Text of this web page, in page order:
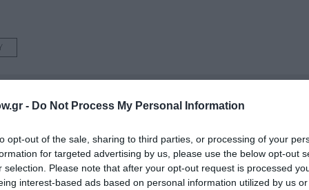
- Do Not Process My Personal Information
opt-out of the sale, sharing to third parties, or processing of your
for targeted advertising by us, please use the below opt-out
selection. Please note that after your opt-out request is processed
interest-based ads based on personal information utilized by us
και τον Πολιτισμό!
το Culturenow.gr